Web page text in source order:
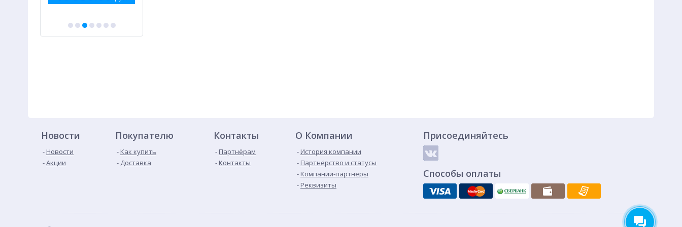
Новости
Новости
Акции
Покупателю
Как купить
Доставка
Контакты
Партнёрам
Контакты
О Компании
История компании
Партнёрство и статусы
Компании-партнеры
Реквизиты
Присоединяйтесь
Способы оплаты